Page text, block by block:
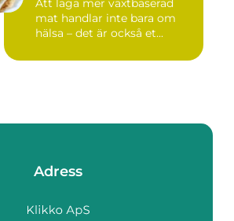
Att laga mer växtbaserad
mat handlar inte bara om
hälsa – det är också et...
Adress